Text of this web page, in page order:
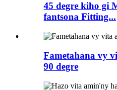
45 degre kiho gi
fantsona Fitting...
Fametahana vy
90 degre